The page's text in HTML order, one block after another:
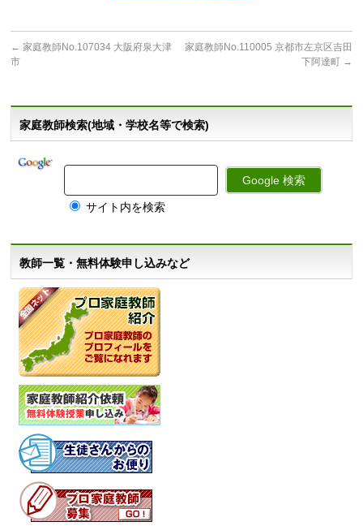
← 家庭教師No.107034 大阪府泉大津
市
家庭教師No.110005 京都市左京区吉田
下阿達町 →
家庭教師検索(地域・学校名等で検索)
サイト内を検索
教師一覧・無料体験申し込みなど